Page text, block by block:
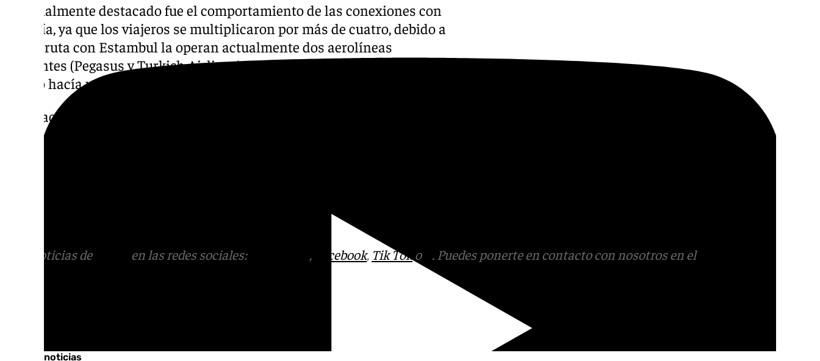
Especialmente destacado fue el comportamiento de las conexiones con
Turquía, ya que los viajeros se multiplicaron por más de cuatro, debido a
que la ruta con Estambul la operan actualmente dos aerolíneas
diferentes (Pegasus y Turkish Airlines), mientras que en octubre de 2024
sólo lo hacía una de ellas.
En relación con la carga, los operadores movieron cerca de 1.300
toneladas y cerraron, con este registro, el mejor mes de octubre del
Más noticias de en las redes sociales: , Facebook, Tik Tok o
. Puedes ponerte en contacto con nosotros en el
Últimas noticias